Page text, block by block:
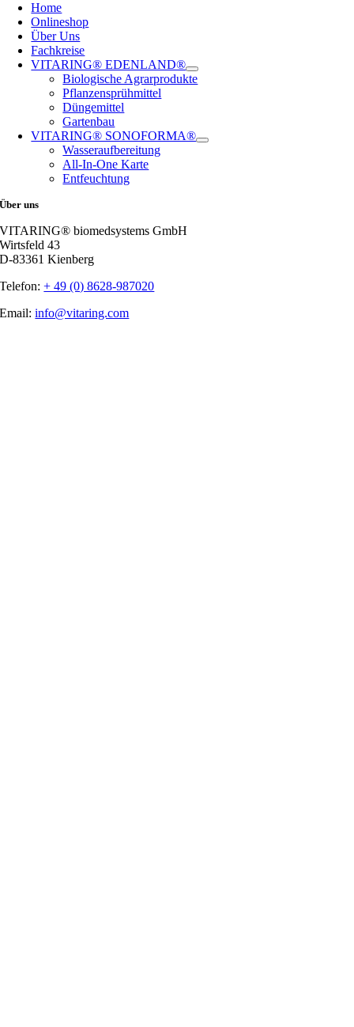
Home
Onlineshop
Über Uns
Fachkreise
VITARING® EDENLAND®
Biologische Agrarprodukte
Pflanzensprühmittel
Düngemittel
Gartenbau
VITARING® SONOFORMA®
Wasseraufbereitung
All-In-One Karte
Entfeuchtung
Über uns
VITARING® biomedsystems GmbH
Wirtsfeld 43
D-83361 Kienberg
Telefon:+ 49 (0) 8628-987020
Email:info@vitaring.com